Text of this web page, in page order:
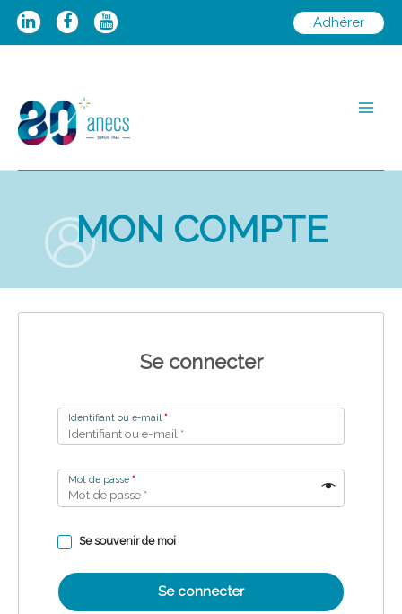
Aller
Adhérer
MON COMPTE
Se connecter
Identifiant ou e-mail *
Mot de passe *
Se souvenir de moi
Se connecter